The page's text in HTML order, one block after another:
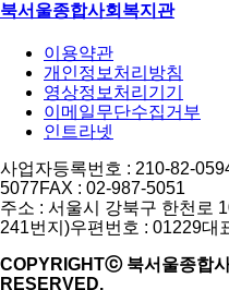
북서울종합사회복지관
이용약관
개인정보처리방침
영상정보처리기기
이메일무단수집거부
인트라넷
사업자등록번호 : 210-82-
5077FAX : 02-987-5051
주소 : 서울시 강북구 한천로
241번지)우편번호 : 01229대
COPYRIGHTⓒ 북서울종합
RESERVED.